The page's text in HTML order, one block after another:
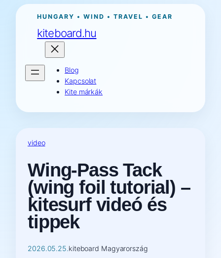
Ugrás
tartalomhoz
HUNGARY • WIND • TRAVEL • GEAR
kiteboard.hu
Blog
Kapcsolat
Kite márkák
video
Wing-Pass Tack
(wing foil tutorial) –
kitesurf videó és
tippek
2026.05.25.kiteboard Magyarország